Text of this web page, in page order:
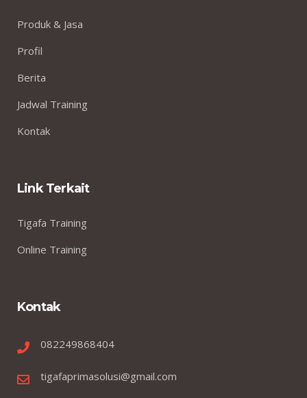
Produk & Jasa
Profil
Berita
Jadwal Training
Kontak
Link Terkait
Tigafa Training
Online Training
Kontak
082249868404
tigafaprimasolusi@gmail.com